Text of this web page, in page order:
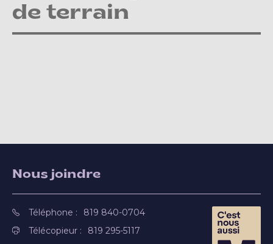
de terrain
Nous joindre
Téléphone :
819 840-0704
Télécopieur :
819 295-5117